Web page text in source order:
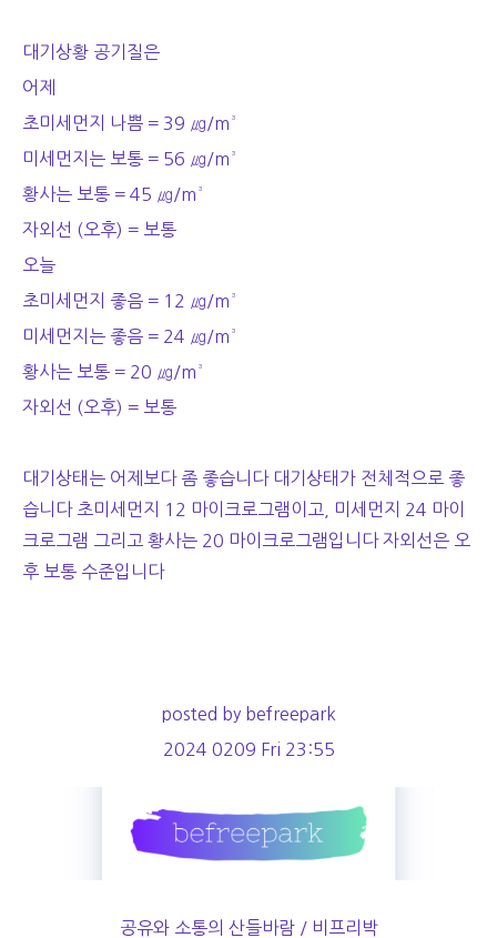
대기상황 공기질은
어제
초미세먼지 나쁨 = 39 ㎍/m³
미세먼지는 보통 = 56 ㎍/m³
황사는 보통 = 45 ㎍/m³
자외선 (오후) = 보통
오늘
초미세먼지 좋음 = 12 ㎍/m³
미세먼지는 좋음 = 24 ㎍/m³
황사는 보통 = 20 ㎍/m³
자외선 (오후) = 보통
대기상태는 어제보다 좀 좋습니다 대기상태가 전체적으로 좋
습니다 초미세먼지 12 마이크로그램이고, 미세먼지 24 마이
크로그램 그리고 황사는 20 마이크로그램입니다 자외선은 오
후 보통 수준입니다
posted by befreepark
2024 0209 Fri 23:55
공유와 소통의 산들바람 / 비프리박